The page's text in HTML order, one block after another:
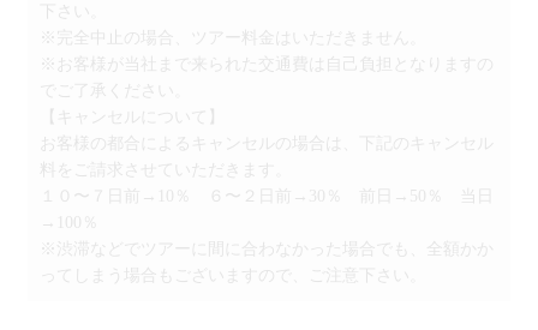
下さい。
※完全中止の場合、ツアー料金はいただきません。
※お客様が当社まで来られた交通費は自己負担となりますの
でご了承ください。
【キャンセルについて】
お客様の都合によるキャンセルの場合は、下記のキャンセル
料をご請求させていただきます。
１０〜７日前→10％ ６〜２日前→30％ 前日→50％ 当日
→100％
※渋滞などでツアーに間に合わなかった場合でも、全額かか
ってしまう場合もございますので、ご注意下さい。